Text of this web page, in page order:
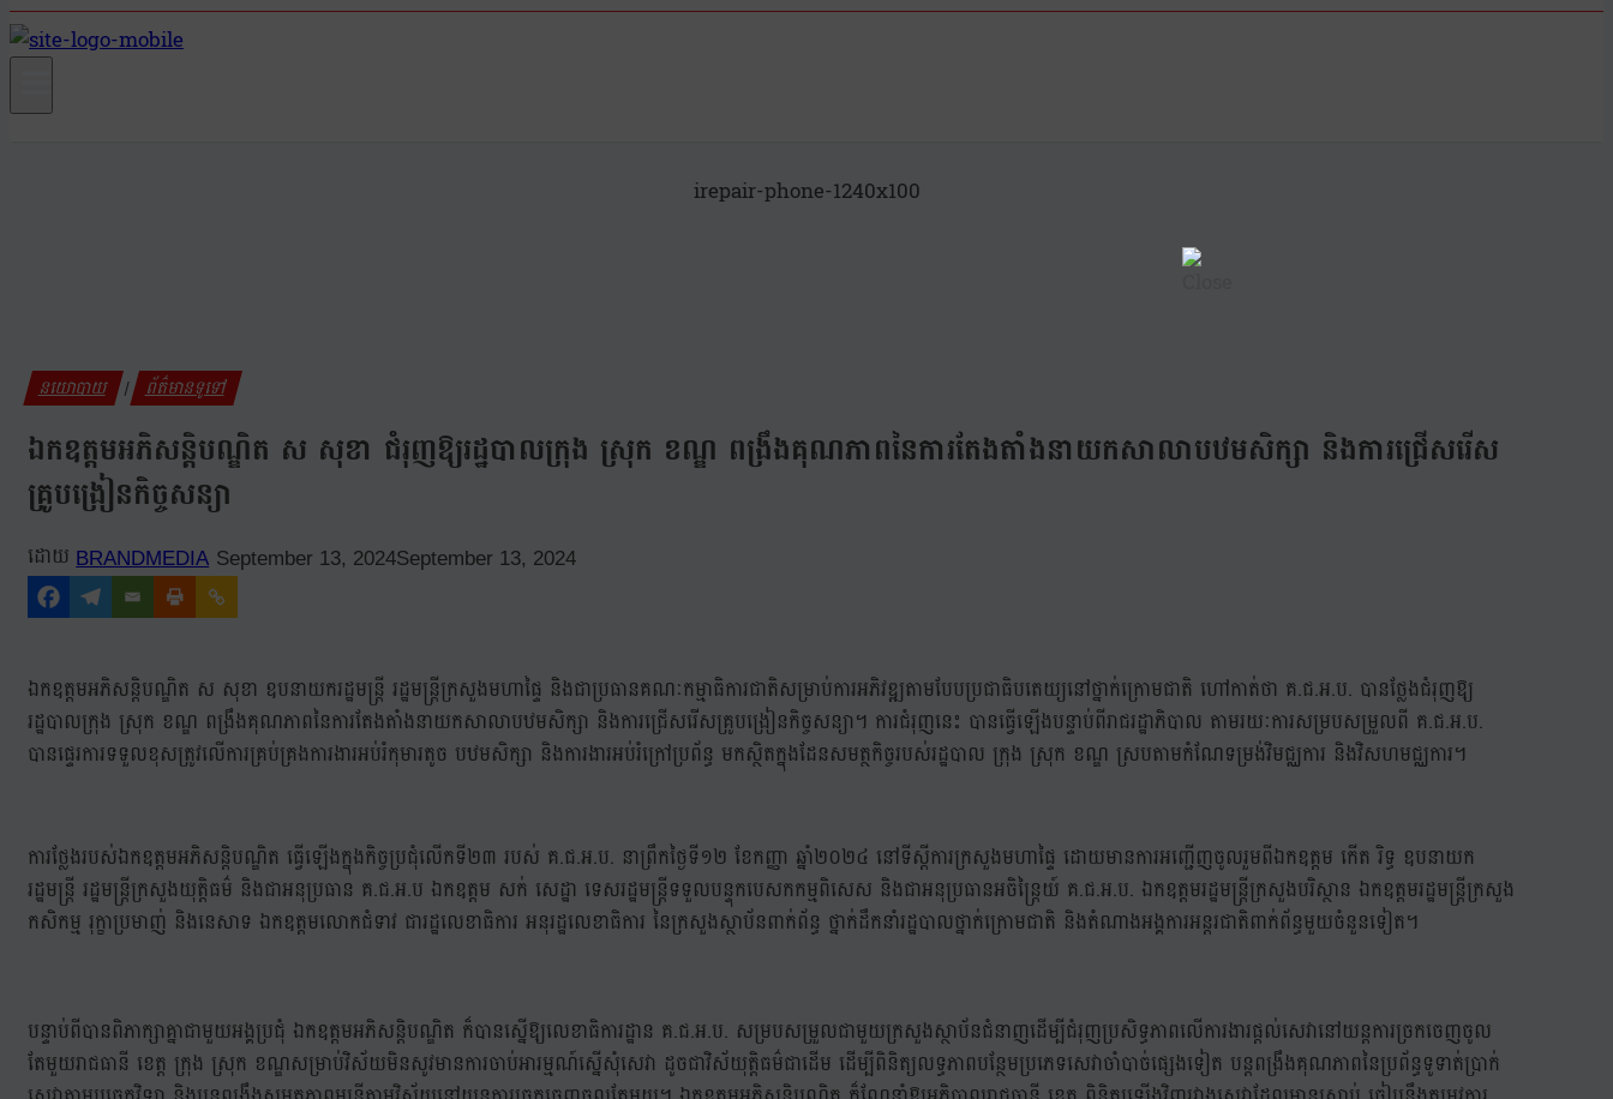
irepair-phone-1240x100
នយោបាយ | ព័ត៌មានទូទៅ
ឯកឧត្តមអភិសន្តិបណ្ឌិត ស សុខា ជំរុញឱ្យរដ្ឋបាលក្រុង ស្រុក ខណ្ឌ ពង្រឹងគុណភាពនៃការតែងតាំងនាយកសាលាបឋមសិក្សា និងការជ្រើសរើស
គ្រូបង្រៀនកិច្ចសន្យា
BRANDMEDIA September 13, 2024September 13, 2024
ឯកឧត្តមអភិសន្តិបណ្ឌិត ស សុខា ឧបនាយករដ្ឋមន្រ្តី រដ្ឋមន្រ្តីក្រសួងមហាផ្ទៃ និងជាប្រធានគណៈកម្មាធិការជាតិសម្រាប់ការអភិវឌ្ឍតាមបែបប្រជាធិបតេយ្យនៅថ្នាក់ក្រោមជាតិ ហៅកាត់ថា គ.ជ.អ.ប. បានថ្លែងជំរុញឱ្យ
រដ្ឋបាលក្រុង ស្រុក ខណ្ឌ ពង្រឹងគុណភាពនៃការតែងតាំងនាយកសាលាបឋមសិក្សា និងការជ្រើសរើសគ្រូបង្រៀនកិច្ចសន្យា។ ការជំរុញនេះ បានធ្វើឡើងបន្ទាប់ពីរាជរដ្ឋាភិបាល តាមរយៈការសម្របសម្រួលពី គ.ជ.អ.ប.
បានផ្ទេរការទទួលខុសត្រូវលើការគ្រប់គ្រងការងារអប់រំកុមារតូច បឋមសិក្សា និងការងារអប់រំក្រៅប្រព័ន្ធ មកស្ថិតក្នុងដែនសមត្ថកិច្ចរបស់រដ្ឋបាល ក្រុង ស្រុក ខណ្ឌ ស្របតាមកំណែទម្រង់វិមជ្ឈការ និងវិសហមជ្ឈការ។
ការថ្លែងរបស់ឯកឧត្តមអភិសន្តិបណ្ឌិត ធ្វើឡើងក្នុងកិច្ចប្រជុំលើកទី២៣ របស់ គ.ជ.អ.ប. នាព្រឹកថ្ងៃទី១២ ខែកញ្ញា ឆ្នាំ២០២៤ នៅទីស្តីការក្រសួងមហាផ្ទៃ ដោយមានការអញ្ជើញចូលរួមពីឯកឧត្តម កើត រិទ្ធ ឧបនាយក
រដ្ឋមន្រ្តី រដ្ឋមន្រ្តីក្រសួងយុត្តិធម៌ និងជាអនុប្រធាន គ.ជ.អ.ប ឯកឧត្តម សក់ សេដ្ឋា ទេសរដ្ឋមន្រ្តីទទួលបន្ទុកបេសកកម្មពិសេស និងជាអនុប្រធានអចិន្រ្តៃយ៍ គ.ជ.អ.ប. ឯកឧត្តមរដ្ឋមន្រ្តីក្រសួងបរិស្ថាន ឯកឧត្តមរដ្ឋមន្រ្តីក្រសួង
កសិកម្ម រុក្ខាប្រមាញ់ និងនេសាទ ឯកឧត្តមលោកជំទាវ ជារដ្ឋលេខាធិការ អនុរដ្ឋលេខាធិការ នៃក្រសួងស្ថាប័នពាក់ព័ន្ធ ថ្នាក់ដឹកនាំរដ្ឋបាលថ្នាក់ក្រោមជាតិ និងតំណាងអង្គការអន្តរជាតិពាក់ព័ន្ធមួយចំនួនទៀត។
បន្ទាប់ពីបានពិភាក្សាគ្នាជាមួយអង្គប្រជុំ ឯកឧត្តមអភិសន្តិបណ្ឌិត ក៏បានស្នើឱ្យលេខាធិការដ្ឋាន គ.ជ.អ.ប. សម្របសម្រួលជាមួយក្រសួងស្ថាប័នជំនាញដើម្បីជំរុញប្រសិទ្ធភាពលើការងារផ្ដល់សេវានៅយន្តការច្រកចេញចូល
តែមួយរាជធានី ខេត្ត ក្រុង ស្រុក ខណ្ឌសម្រាប់វិស័យមិនសូវមានការចាប់អារម្មណ៍ស្នើសុំសេវា ដូចជាវិស័យុត្តិធម៌ជាដើម ដើម្បីពិនិត្យលទ្ធភាពបន្ថែមប្រភេទសេវាចាំបាច់ផ្សេងទៀត បន្តពង្រឹងគុណភាពនៃប្រព័ន្ធទូទាត់ប្រាក់